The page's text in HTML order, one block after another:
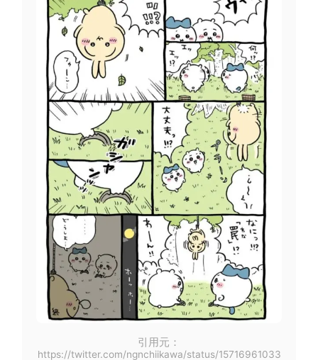
引用元：
https://twitter.com/ngnchiikawa/status/15716961033